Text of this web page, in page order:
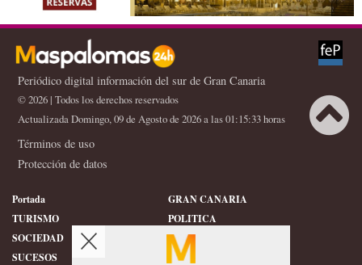
Periódico digital información del sur de Gran Canaria
© 2026 | Todos los derechos reservados
Actualizada Domingo, 09 de Agosto de 2026 a las 01:15:33 horas
Términos de uso
Protección de datos
Portada
GRAN CANARIA
TURISMO
POLITICA
SOCIEDAD
DEPORTES
SUCESOS
HISTORIA